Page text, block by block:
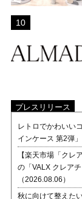
プレスリリース
レトロでかわいい
インケース 第2弾
【楽天市場「ク
の「VALX クレア
（2026.08.06）
秋に向けて整えた